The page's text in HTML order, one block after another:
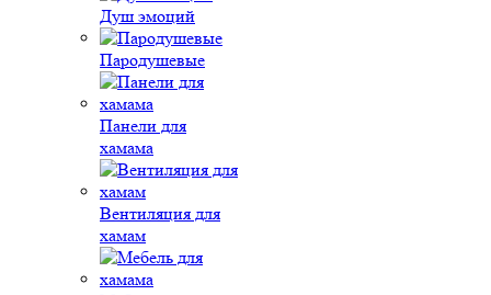
Душ эмоций
Пародушевые
Панели для
хамама
Вентиляция для
хамам